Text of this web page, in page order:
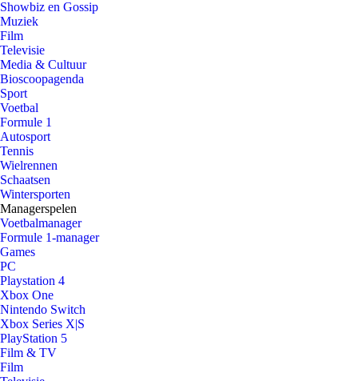
Showbiz en Gossip
Muziek
Film
Televisie
Media & Cultuur
Bioscoopagenda
Sport
Voetbal
Formule 1
Autosport
Tennis
Wielrennen
Schaatsen
Wintersporten
Managerspelen
Voetbalmanager
Formule 1-manager
Games
PC
Playstation 4
Xbox One
Nintendo Switch
Xbox Series X|S
PlayStation 5
Film & TV
Film